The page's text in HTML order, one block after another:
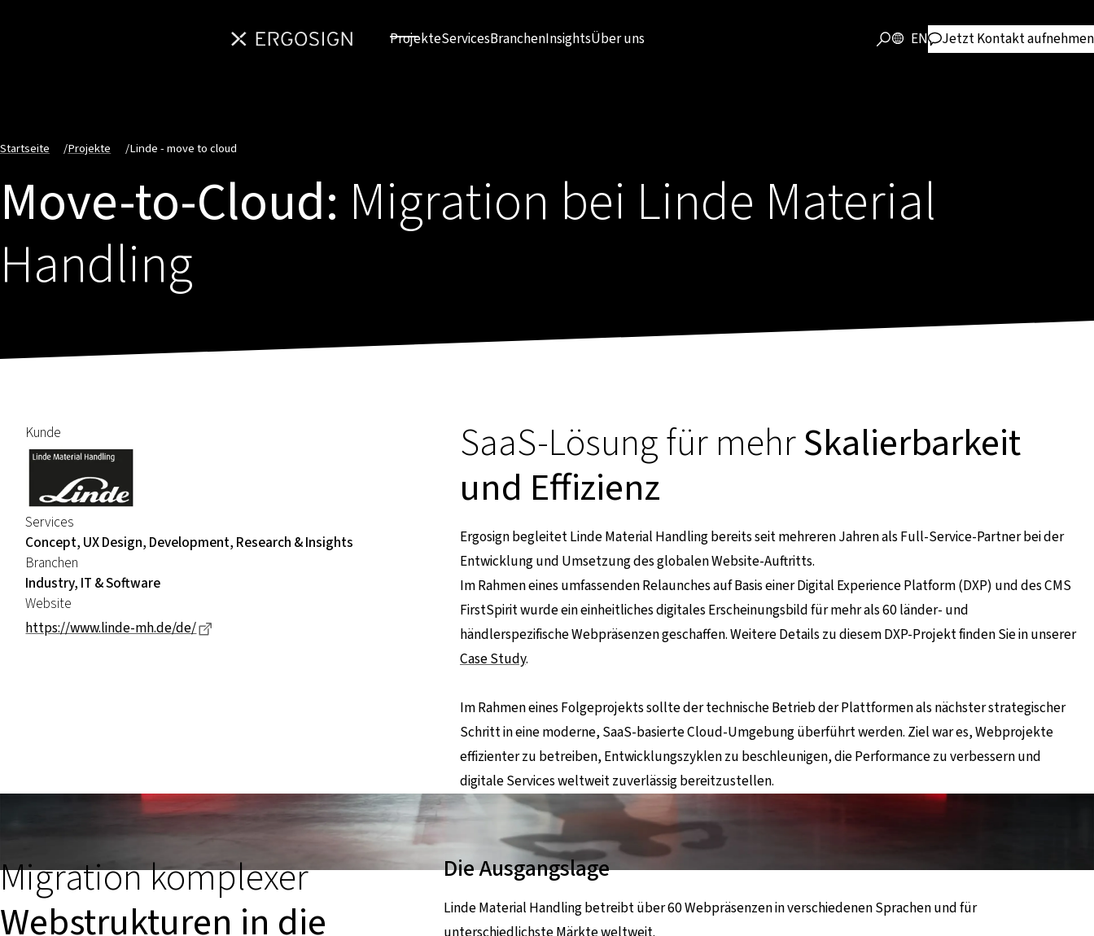
ProjekteServicesBranchenInsightsÜber uns EN Jetzt Kontakt aufnehmen
Startseite /Projekte /Linde - move to cloud
Move-to-Cloud: Migration bei Linde Material
Handling
Kunde
Services
Concept, UX Design, Development, Research & Insights
Branchen
Industry, IT & Software
Website
https://www.linde-mh.de/de/
SaaS-Lösung für mehrSkalierbarkeit
und Effizienz
Ergosign begleitet Linde Material Handling bereits seit mehreren Jahren als Full-Service-Partner bei der
Entwicklung und Umsetzung des globalen Website-Auftritts.
Im Rahmen eines umfassenden Relaunches auf Basis einer Digital Experience Platform (DXP) und des CMS
FirstSpirit wurde ein einheitliches digitales Erscheinungsbild für mehr als 60 länder- und
händlerspezifische Webpräsenzen geschaffen. Weitere Details zu diesem DXP-Projekt finden Sie in unserer
Case Study.
Im Rahmen eines Folgeprojekts sollte der technische Betrieb der Plattformen als nächster strategischer
Schritt in eine moderne, SaaS-basierte Cloud-Umgebung überführt werden. Ziel war es, Webprojekte
effizienter zu betreiben, Entwicklungszyklen zu beschleunigen, die Performance zu verbessern und
digitale Services weltweit zuverlässig bereitzustellen.
Migration komplexer
Webstrukturen in die
Die Ausgangslage
Linde Material Handling betreibt über 60 Webpräsenzen in verschiedenen Sprachen und für